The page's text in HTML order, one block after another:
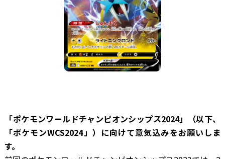
―――「ポケモンワールドチャンピオンシップス2024」（以下、
「ポケモンWCS2024」）に向けて意気込みをお願いしま
す。